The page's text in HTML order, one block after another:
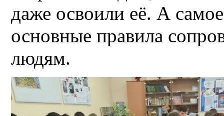
даже освоили её. А
основные правила
людям.